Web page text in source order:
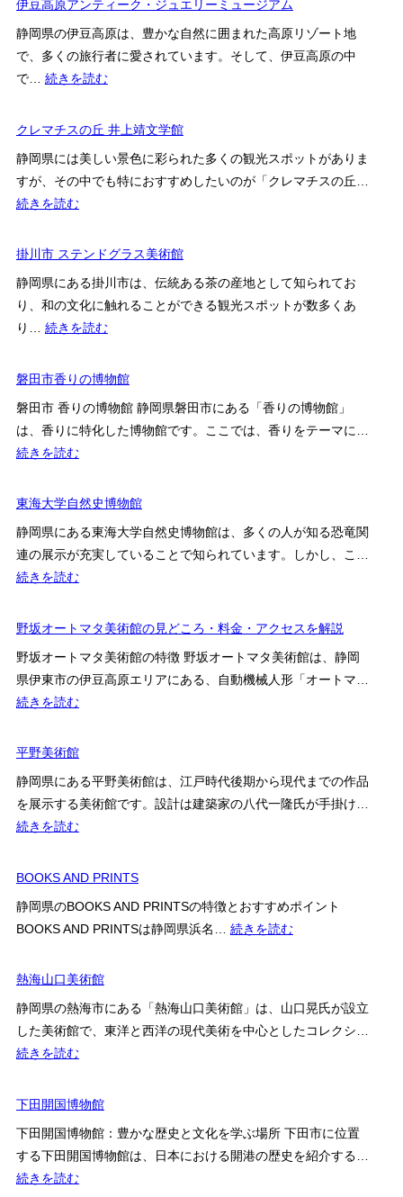
伊豆高原アンティーク・ジュエリーミュージアム
静岡県の伊豆高原は、豊かな自然に囲まれた高原リゾート地
で、多くの旅行者に愛されています。そして、伊豆高原の中
で… 続きを読む:
豆
原
ア
ィ
ー
ク・
ジ
エ
ー
ミ
ジ
ア
ム
クレマチスの丘 井上靖文学館
静岡県には美しい景色に彩られた多くの観光スポットがありま
すが、その中でも特におすすめしたいのが「クレマチスの丘…
続きを読む:
レ
チ
ス
の
井
上
靖
文
館
掛川市 ステンドグラス美術館
静岡県にある掛川市は、伝統ある茶の産地として知られてお
り、和の文化に触れることができる観光スポットが数多くあ
り… 続きを読む:
川
ス
テ
グ
ラ
ス
館
磐田市香りの博物館
磐田市 香りの博物館 静岡県磐田市にある「香りの博物館」
は、香りに特化した博物館です。ここでは、香りをテーマに…
続きを読む:
田
香
り
の
物
館
東海大学自然史博物館
静岡県にある東海大学自然史博物館は、多くの人が知る恐竜関
連の展示が充実していることで知られています。しかし、こ…
続きを読む:
学
自
然
博
物
館
野坂オートマタ美術館の見どころ・料金・アクセスを解説
野坂オートマタ美術館の特徴 野坂オートマタ美術館は、静岡
県伊東市の伊豆高原エリアにある、自動機械人形「オートマ…
続きを読む:
坂
ー
ト
マ
美
術
館
見
こ
ろ・
料
ア
ク
セ
ス
平野美術館
静岡県にある平野美術館は、江戸時代後期から現代までの作品
を展示する美術館です。設計は建築家の八代一隆氏が手掛け…
続きを読む:
野
術
館
BOOKS AND PRINTS
静岡県のBOOKS AND PRINTSの特徴とおすすめポイント
BOOKS AND PRINTSは静岡県浜名… 続きを読む:
熱海山口美術館
静岡県の熱海市にある「熱海山口美術館」は、山口晃氏が設立
した美術館で、東洋と西洋の現代美術を中心としたコレクシ…
続きを読む:
海
口
美
術
下田開国博物館
下田開国博物館：豊かな歴史と文化を学ぶ場所 下田市に位置
する下田開国博物館は、日本における開港の歴史を紹介する…
続きを読む: